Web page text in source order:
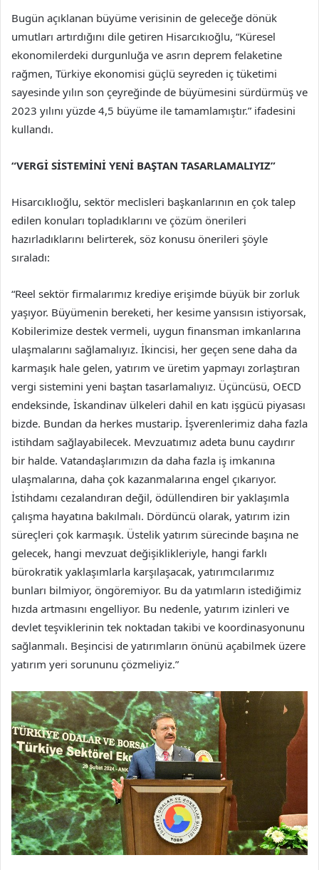
Bugün açıklanan büyüme verisinin de geleceğe dönük
umutları artırdığını dile getiren Hisarcıkıoğlu, “Küresel
ekonomilerdeki durgunluğa ve asrın deprem felaketine
rağmen, Türkiye ekonomisi güçlü seyreden iç tüketimi
sayesinde yılın son çeyreğinde de büyümesini sürdürmüş ve
2023 yılını yüzde 4,5 büyüme ile tamamlamıştır.” ifadesini
kullandı.
“VERGİ SİSTEMİNİ YENİ BAŞTAN TASARLAMALIYIZ”
Hisarcıklıoğlu, sektör meclisleri başkanlarının en çok talep
edilen konuları topladıklarını ve çözüm önerileri
hazırladıklarını belirterek, söz konusu önerileri şöyle
sıraladı:
“Reel sektör firmalarımız krediye erişimde büyük bir zorluk
yaşıyor. Büyümenin bereketi, her kesime yansısın istiyorsak,
Kobilerimize destek vermeli, uygun finansman imkanlarına
ulaşmalarını sağlamalıyız. İkincisi, her geçen sene daha da
karmaşık hale gelen, yatırım ve üretim yapmayı zorlaştıran
vergi sistemini yeni baştan tasarlamalıyız. Üçüncüsü, OECD
endeksinde, İskandinav ülkeleri dahil en katı işgücü piyasası
bizde. Bundan da herkes mustarip. İşverenlerimiz daha fazla
istihdam sağlayabilecek. Mevzuatımız adeta bunu caydırır
bir halde. Vatandaşlarımızın da daha fazla iş imkanına
ulaşmalarına, daha çok kazanmalarına engel çıkarıyor.
İstihdamı cezalandıran değil, ödüllendiren bir yaklaşımla
çalışma hayatına bakılmalı. Dördüncü olarak, yatırım izin
süreçleri çok karmaşık. Üstelik yatırım sürecinde başına ne
gelecek, hangi mevzuat değişiklikleriyle, hangi farklı
bürokratik yaklaşımlarla karşılaşacak, yatırımcılarımız
bunları bilmiyor, öngöremiyor. Bu da yatımların istediğimiz
hızda artmasını engelliyor. Bu nedenle, yatırım izinleri ve
devlet teşviklerinin tek noktadan takibi ve koordinasyonunu
sağlanmalı. Beşincisi de yatırımların önünü açabilmek üzere
yatırım yeri sorununu çözmeliyiz.”